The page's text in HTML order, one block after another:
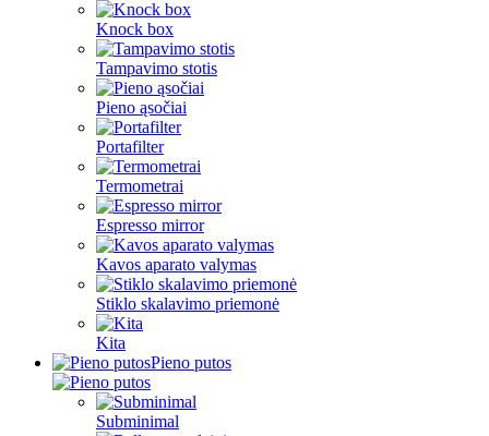
Knock box
Tampavimo stotis
Pieno ąsočiai
Portafilter
Termometrai
Espresso mirror
Kavos aparato valymas
Stiklo skalavimo priemonė
Kita
Pieno putos
Subminimal